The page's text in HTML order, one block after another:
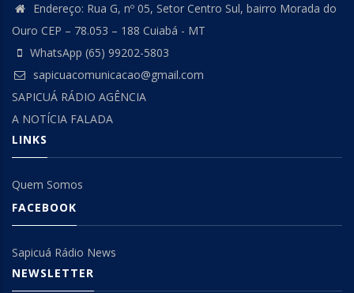
Endereço: Rua G, nº 05, Setor Centro Sul, bairro Morada do
Ouro CEP – 78.053 – 188 Cuiabá - MT
WhatsApp (65) 99202-5803
sapicuacomunicacao@gmail.com
SAPICUÁ RÁDIO AGÊNCIA
A NOTÍCIA FALADA
LINKS
Quem Somos
FACEBOOK
Sapicuá Rádio News
NEWSLETTER